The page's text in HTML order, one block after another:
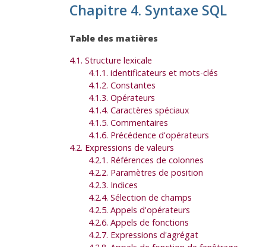
Chapitre 4. Syntaxe SQL
Table des matières
4.1. Structure lexicale
4.1.1. identificateurs et mots-clés
4.1.2. Constantes
4.1.3. Opérateurs
4.1.4. Caractères spéciaux
4.1.5. Commentaires
4.1.6. Précédence d'opérateurs
4.2. Expressions de valeurs
4.2.1. Références de colonnes
4.2.2. Paramètres de position
4.2.3. Indices
4.2.4. Sélection de champs
4.2.5. Appels d'opérateurs
4.2.6. Appels de fonctions
4.2.7. Expressions d'agrégat